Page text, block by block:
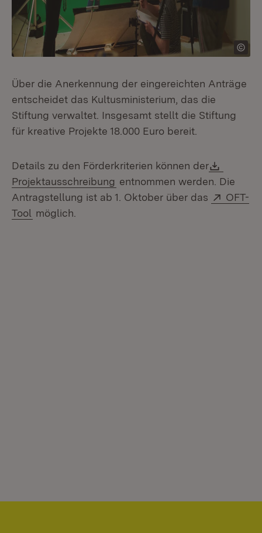
Über die Anerkennung der eingereichten Anträge
entscheidet das Kultusministerium, das die
Stiftung verwaltet. Insgesamt stellt die Stiftung
für kreative Projekte 18.000 Euro bereit.
Details zu den Förderkriterien können der
Projektausschreibung (Öffnet in neuem Fenster)
entnommen werden. Die
Antragstellung ist ab 1. Oktober über das
Extern:
OFT-
Tool (Öffnet in neuem Fenster)
möglich.